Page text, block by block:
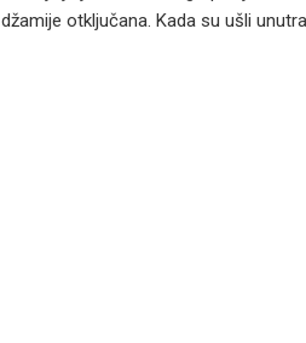
džamije otključana. Kada su ušli